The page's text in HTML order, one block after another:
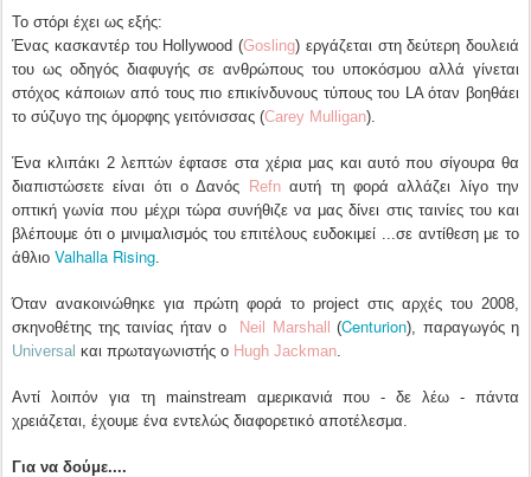
Το στόρι έχει ως εξής:
Ένας κασκαντέρ του Hollywood (Gosling) εργάζεται στη δεύτερη δουλειά
του ως οδηγός διαφυγής σε ανθρώπους του υποκόσμου αλλά γίνεται
στόχος κάποιων από τους πιο επικίνδυνους τύπους του LA όταν βοηθάει
το σύζυγο της όμορφης γειτόνισσας (Carey Mulligan).
Ένα κλιπάκι 2 λεπτών έφτασε στα χέρια μας και αυτό που σίγουρα θα
διαπιστώσετε είναι ότι ο Δανός Refnαυτή τη φορά αλλάζει λίγο την
οπτική γωνία που μέχρι τώρα συνήθιζε να μας δίνει στις ταινίες του και
βλέπουμε ότι ο μινιμαλισμός του επιτέλους ευδοκιμεί ...σε αντίθεση με το
άθλιο Valhalla Rising.
Όταν ανακοινώθηκε για πρώτη φορά το project στις αρχές του 2008,
σκηνοθέτης της ταινίας ήταν ο
Neil Marshall (Centurion), παραγωγός η
Universal και πρωταγωνιστής ο Hugh Jackman.
Αντί λοιπόν για τη mainstream αμερικανιά που - δε λέω - πάντα
χρειάζεται, έχουμε ένα εντελώς διαφορετικό αποτέλεσμα.
Για να δούμε....